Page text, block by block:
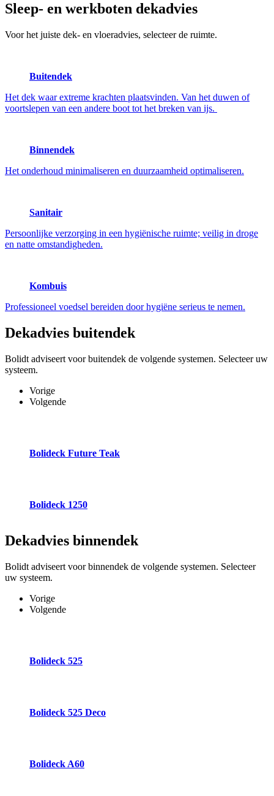
Sleep- en werkboten dekadvies
Voor het juiste dek- en vloeradvies, selecteer de ruimte.
Buitendek
Het dek waar extreme krachten plaatsvinden. Van het duwen of
voortslepen van een andere boot tot het breken van ijs.
Binnendek
Het onderhoud minimaliseren en duurzaamheid optimaliseren.
Sanitair
Persoonlijke verzorging in een hygiënische ruimte; veilig in droge
en natte omstandigheden.
Kombuis
Professioneel voedsel bereiden door hygiëne serieus te nemen.
Dekadvies buitendek
Bolidt adviseert voor buitendek de volgende systemen. Selecteer uw
systeem.
Vorige
Volgende
Bolideck Future Teak
Bolideck 1250
Dekadvies binnendek
Bolidt adviseert voor binnendek de volgende systemen. Selecteer
uw systeem.
Vorige
Volgende
Bolideck 525
Bolideck 525 Deco
Bolideck A60